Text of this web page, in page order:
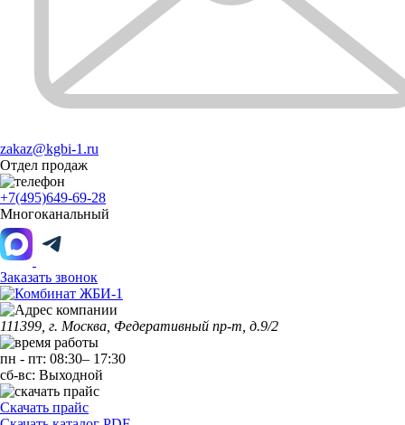
zakaz@kgbi-1.ru
Отдел продаж
+7(495)649-69-28
Многоканальный
Заказать звонок
111399, г. Москва, Федеративный пр-т, д.9/2
пн - пт: 08:30– 17:30
сб-вс: Выходной
Скачать прайс